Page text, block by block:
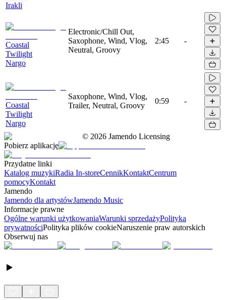
Irakli
Coastal
Twilight
Nargo
Electronic/Chill Out,
Saxophone, Wind, Vlog,
Neutral, Groovy
2:45 -
Coastal
Twilight
Nargo
Saxophone, Wind, Vlog,
Trailer, Neutral, Groovy
0:59 -
© 2026 Jamendo Licensing
Pobierz aplikację
Przydatne linki
Katalog muzykiRadia In-storeCennikKontaktCentrum
pomocyKontakt
Jamendo
Jamendo dla artystówJamendo Music
Informacje prawne
Ogólne warunki użytkowaniaWarunki sprzedażyPolityka
prywatnościPolityka plików cookieNaruszenie praw autorskich
Obserwuj nas